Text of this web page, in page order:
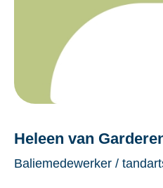
Heleen van
Baliemedewerker /